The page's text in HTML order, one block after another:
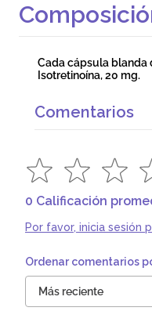
Cada cápsula blanda
Isotretinoína, 20 mg.
Comentarios
0 Calificación
Por favor, inicia sesión
Más reciente